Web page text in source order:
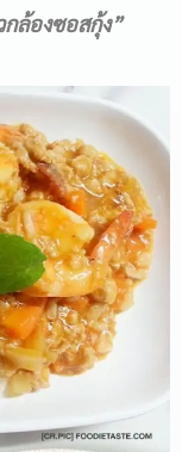
กล้องซอสกุ้ง”